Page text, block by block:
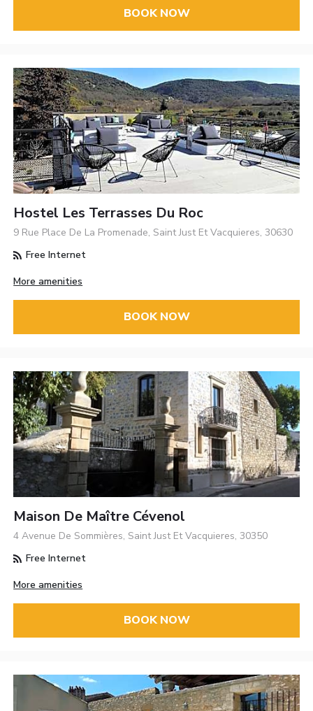
BOOK NOW
Hostel Les Terrasses Du Roc
9 Rue Place De La Promenade, Saint Just Et Vacquieres, 30630
Free Internet
More amenities
BOOK NOW
Maison De Maître Cévenol
4 Avenue De Sommières, Saint Just Et Vacquieres, 30350
Free Internet
More amenities
BOOK NOW